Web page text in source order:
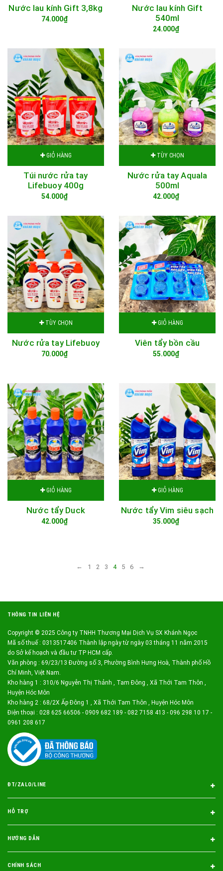
Nước lau kính Gift 3,8kg
74.000₫
Nước lau kính Gift
540ml
24.000₫
GIỎ HÀNG
Túi nước rửa tay
Lifebuoy 400g
54.000₫
TÙY CHỌN
Nước rửa tay Aquala
500ml
42.000₫
TÙY CHỌN
Nước rửa tay Lifebuoy
70.000₫
GIỎ HÀNG
Viên tẩy bồn cầu
55.000₫
GIỎ HÀNG
Nước tẩy Duck
42.000₫
GIỎ HÀNG
Nước tẩy Vim siêu sạch
35.000₫
← 1 2 3 4 5 6 →
THÔNG TIN LIÊN HỆ
Copyright © 2025 Công ty TNHH Thương Mại Dịch Vụ SX Khánh Ngọc
Mã số thuế : 0313517406 Thành lập ngày từ ngày 03 tháng 11 năm 2015
do Sở kế hoạch và đầu tư TP HCM cấp.
Văn phòng : 69/23/13 Đường số 3, Phường Bình Hưng Hoà, Thành phố Hồ
Chí Minh, Việt Nam.
Kho hàng 1 : 310/6 Nguyễn Thị Thảnh , Tam Đông , Xã Thới Tam Thôn ,
Huyện Hóc Môn
Kho hàng 2 : 68/2X Ấp Đông 1 , Xã Thới Tam Thôn , Huyện Hóc Môn
Điện thoại : 028 625 66506 - 0909 682 189 - 082 7158 413 - 096 298 10 17 -
0961 208 617
ĐT/ZALO/LINE
HỖ TRỢ
HƯỚNG DẪN
CHÍNH SÁCH